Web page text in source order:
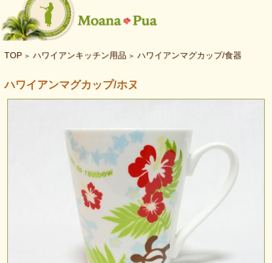
TOP > ハワイアンキッチン用品 > ハワイアンマグカップ/食器
ハワイアンマグカップ/ホヌ